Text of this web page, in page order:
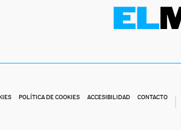
POLÍTICA DE COOKIES ACCESIBILIDAD CONTACTO